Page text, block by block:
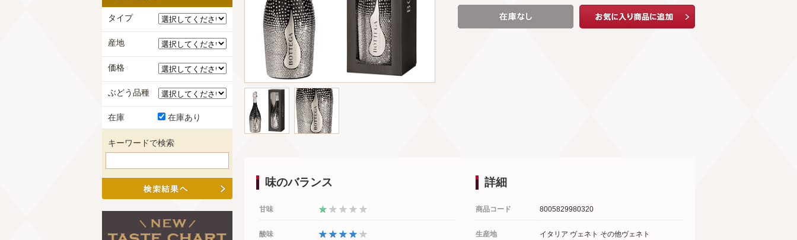
詳細
商品コード 8005829980320
生産地 イタリア ヴェネト その他ヴェネト
味のバランス
甘味
酸味
タイプ
産地
価格
ぶどう品種
在庫 在庫あり
キーワードで検索